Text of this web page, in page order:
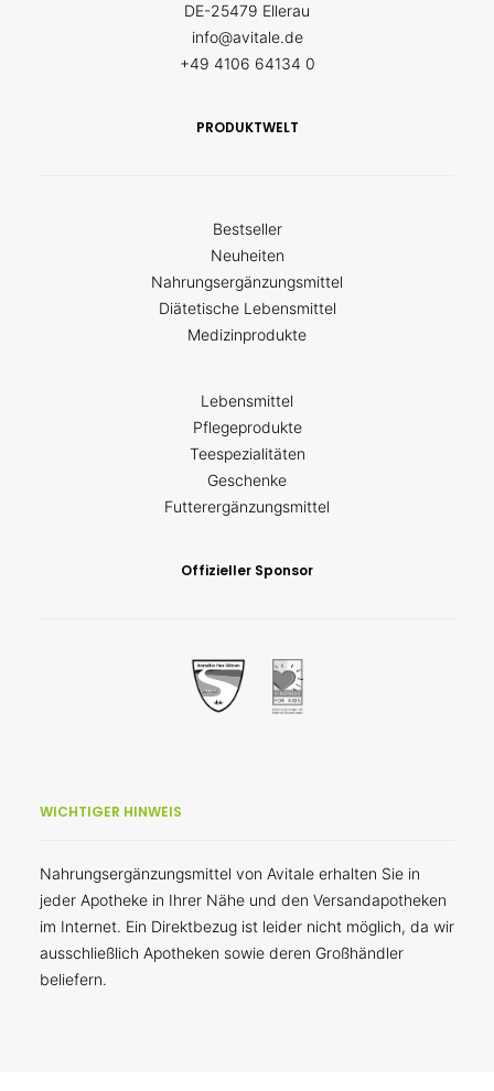
DE-25479 Ellerau
info@avitale.de
+49 4106 64134 0
PRODUKTWELT
Bestseller
Neuheiten
Nahrungsergänzungsmittel
Diätetische Lebensmittel
Medizinprodukte
Lebensmittel
Pflegeprodukte
Teespezialitäten
Geschenke
Futterergänzungsmittel
Offizieller Sponsor
WICHTIGER HINWEIS
Nahrungsergänzungsmittel von Avitale erhalten Sie in
jeder Apotheke in Ihrer Nähe und den Versandapotheken
im Internet. Ein Direktbezug ist leider nicht möglich, da wir
ausschließlich Apotheken sowie deren Großhändler
beliefern.